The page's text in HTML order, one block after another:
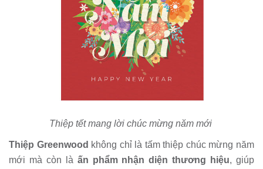
Thiệp tết mang lời chúc mừng năm mới
Thiệp Greenwood không chỉ là tấm thiệp chúc mừng năm
mới mà còn là ấn phẩm nhận diện thương hiệu, giúp